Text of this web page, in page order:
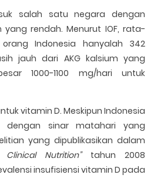
salah satu negara dengan
rendah. Menurut IOF, rata-
Indonesia hanyalah 342
jauh dari AKG kalsium yang
1000-1100 mg/hari untuk
vitamin D. Meskipun Indonesia
dengan sinar matahari yang
yang dipublikasikan dalam
Nutrition”tahun 2008
insufisiensi vitamin D pada